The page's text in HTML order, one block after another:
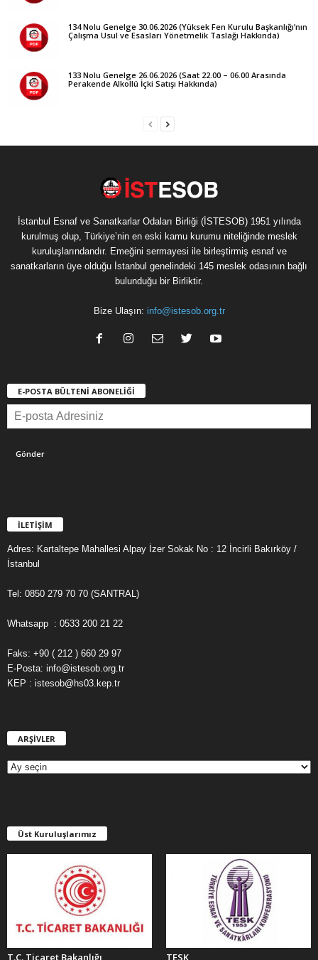
134 Nolu Genelge 30.06.2026 (Yüksek Fen Kurulu Başkanlığı’nın
Çalışma Usul ve Esasları Yönetmelik Taslağı Hakkında)
133 Nolu Genelge 26.06.2026 (Saat 22.00 – 06.00 Arasında
Perakende Alkollü İçki Satışı Hakkında)
İstanbul Esnaf ve Sanatkarlar Odaları Birliği (İSTESOB) 1951 yılında
kurulmuş olup, Türkiye’nin en eski kamu kurumu niteliğinde meslek
kuruluşlarındandır. Emeğini sermayesi ile birleştirmiş esnaf ve
sanatkarların üye olduğu İstanbul genelindeki 145 meslek odasının bağlı
bulunduğu bir Birliktir.
Bize Ulaşın: info@istesob.org.tr
E-POSTA BÜLTENİ ABONELİĞİ
İLETİŞİM
Adres: Kartaltepe Mahallesi Alpay İzer Sokak No : 12 İncirli Bakırköy /
İstanbul
Tel: 0850 279 70 70 (SANTRAL)
Whatsapp : 0533 200 21 22
Faks: +90 ( 212 ) 660 29 97
E-Posta: info@istesob.org.tr
KEP : istesob@hs03.kep.tr
ARŞİVLER
E
R
Üst Kuruluşlarımız
T.C. Ticaret Bakanlığı TESK